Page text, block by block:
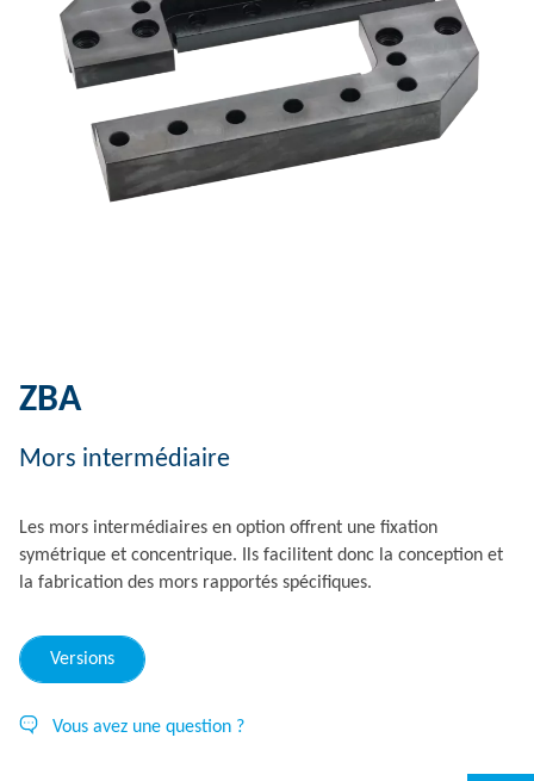
ZBA
Mors intermédiaire
Les mors intermédiaires en option offrent une fixation
symétrique et concentrique. Ils facilitent donc la conception et
la fabrication des mors rapportés spécifiques.
Versions
Vous avez une question ?